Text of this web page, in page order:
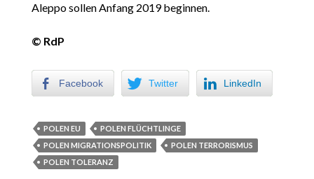
Aleppo sollen Anfang 2019 beginnen.
© RdP
Facebook Twitter LinkedIn
POLEN EU
POLEN FLÜCHTLINGE
POLEN MIGRATIONSPOLITIK
POLEN TERRORISMUS
POLEN TOLERANZ